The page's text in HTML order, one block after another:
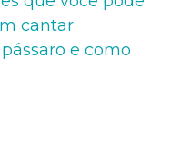
cantar
e como